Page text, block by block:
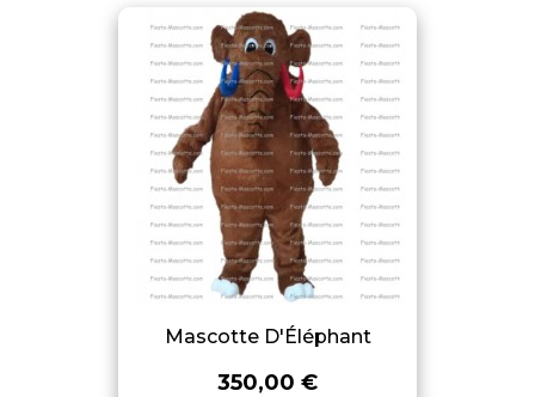
Mascotte D'Éléphant
350,00 €